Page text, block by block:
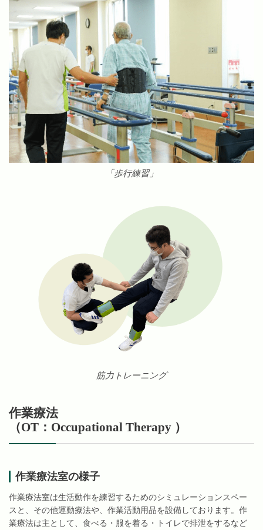
「歩行練習」
筋力トレーニング
作業療法
（OT：Occupational Therapy ）
作業療法室の様子
作業療法室は生活動作を練習するためのシミュレーションスペー
スと、その他運動療法や、作業活動用品を設備しております。作
業療法は主として、食べる・服を着る・トイレで排泄をするなど